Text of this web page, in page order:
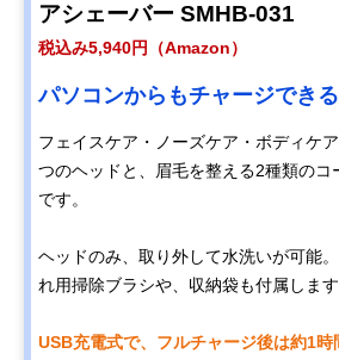
アシェーバー SMHB-031
税込み5,940円（Amazon）
パソコンからもチャージでき
フェイスケア・ノーズケア・ボディケ
つのヘッドと、眉毛を整える2種類のコ
です。
ヘッドのみ、取り外して水洗いが可能
れ用掃除ブラシや、収納袋も付属します
USB充電式で、フルチャージ後は約1時